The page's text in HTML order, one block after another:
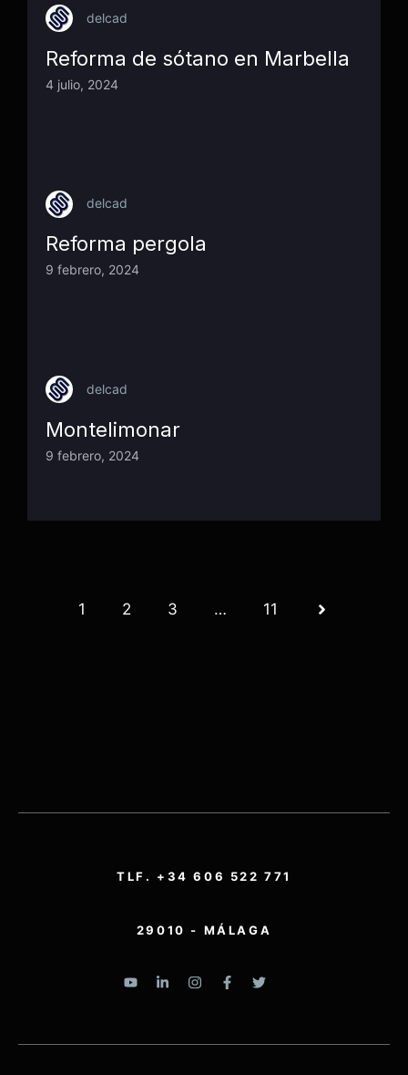
delcad
Reforma de sótano en Marbella
4 julio, 2024
delcad
Reforma pergola
9 febrero, 2024
delcad
Montelimonar
9 febrero, 2024
1 2 3 … 11
TLF. +34 606 522 771
29010 - MÁLAGA